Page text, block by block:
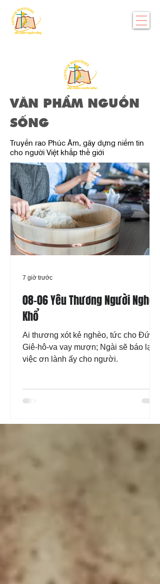
VĂN PHẨM NGUỒN
SỐNG
Truyền rao Phúc Âm, gây dựng niềm tin
cho người Việt khắp thế giới
08-06 Yêu Thương Người Nghèo
Khổ
Ai thương xót kẻ nghèo, tức cho Đức
Giê-hô-va vay mượn; Ngài sẽ báo lại
việc ơn lành ấy cho người.
7 giờ trước